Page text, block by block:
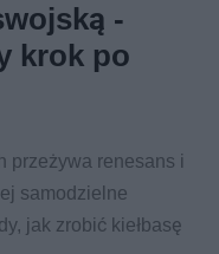
-
krok po
przeżywa renesans i
samodzielne
jak zrobić kiełbasę